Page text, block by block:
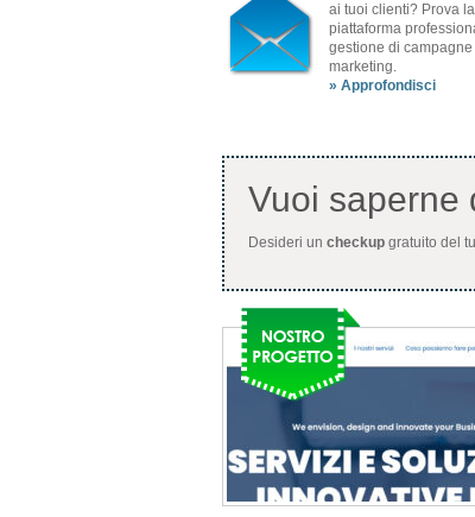
ai tuoi clienti? Prova
piattaforma
gestione di campagne
marketing.
» Approfondisci
Vuoi saperne
Desideri un checkup gratuito del